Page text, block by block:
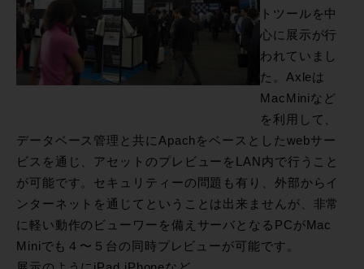
トツールを中
心に展示が行
われていまし
た。Axleは
MacMiniなど
を利用して、
データベース管理と共にApachをベースとしたwebサー
ビスを通じ、アセットのプレビューをLAN内で行うこと
が可能です。セキュリティーの問題も有り、外部からイ
ンターネットを通じてということは出来ませんが、非常
に軽い動作のビューワーを備えサーバとなるPCがMac
Miniでも４〜５台の同時プレビューが可能です。